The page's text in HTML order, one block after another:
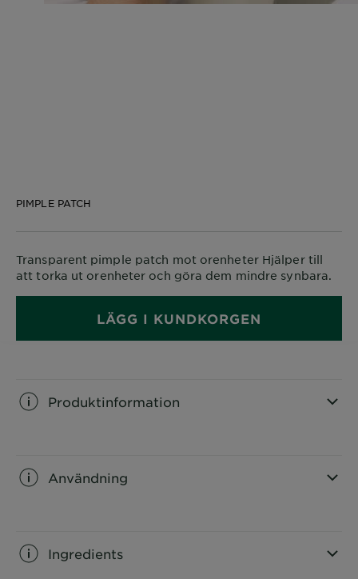
PIMPLE PATCH
Transparent pimple patch mot orenheter Hjälper till
att torka ut orenheter och göra dem mindre synbara.
LÄGG I KUNDKORGEN
Produktinformation
Användning
Ingredients